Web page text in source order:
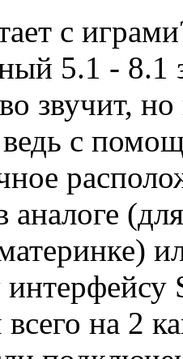
с
5.1 - 8.1
звучит,
с
аналоге
на 2